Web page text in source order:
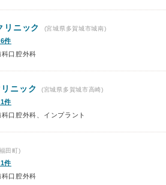
リニック (宮城県多賀城市城南)
件
口腔外科
ニック (宮城県多賀城市高崎)
件
口腔外科、インプラント
田町)
件
口腔外科